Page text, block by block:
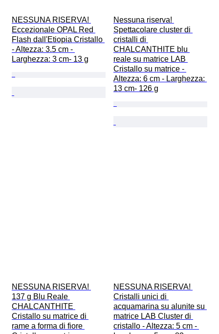
NESSUNA RISERVA!
Eccezionale OPAL Red
Flash dall'Etiopia Cristallo
- Altezza: 3.5 cm -
Larghezza: 3 cm- 13 g
Nessuna riserva!
Spettacolare cluster di
cristalli di
CHALCANTHITE blu
reale su matrice LAB
Cristallo su matrice -
Altezza: 6 cm - Larghezza:
13 cm- 126 g
NESSUNA RISERVA!
137 g Blu Reale
CHALCANTHITE
Cristallo su matrice di
rame a forma di fiore
NESSUNA RISERVA!
Cristalli unici di
acquamarina su alunite su
matrice LAB Cluster di
cristallo - Altezza: 5 cm -